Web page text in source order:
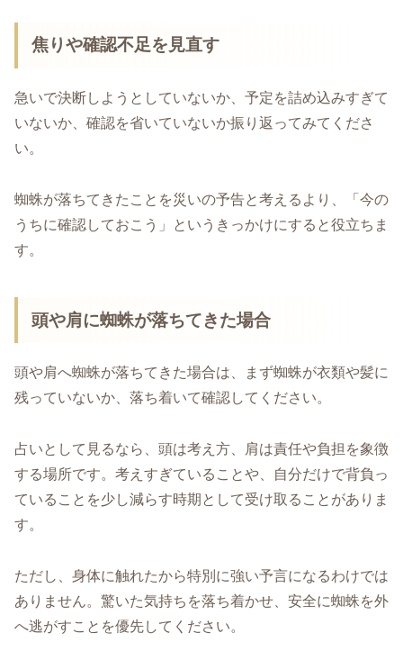
焦りや確認不足を見直す
急いで決断しようとしていないか、予定を詰め込みすぎて
いないか、確認を省いていないか振り返ってみてくださ
い。
蜘蛛が落ちてきたことを災いの予告と考えるより、「今の
うちに確認しておこう」というきっかけにすると役立ちま
す。
頭や肩に蜘蛛が落ちてきた場合
頭や肩へ蜘蛛が落ちてきた場合は、まず蜘蛛が衣類や髪に
残っていないか、落ち着いて確認してください。
占いとして見るなら、頭は考え方、肩は責任や負担を象徴
する場所です。考えすぎていることや、自分だけで背負っ
ていることを少し減らす時期として受け取ることがありま
す。
ただし、身体に触れたから特別に強い予言になるわけでは
ありません。驚いた気持ちを落ち着かせ、安全に蜘蛛を外
へ逃がすことを優先してください。